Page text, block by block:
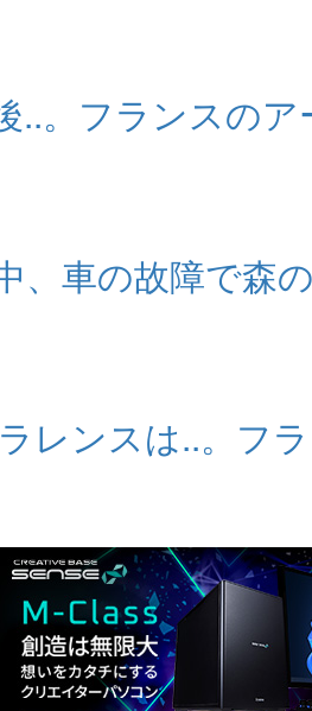
。フランスの
、車の故障で森
レンスは..。フ